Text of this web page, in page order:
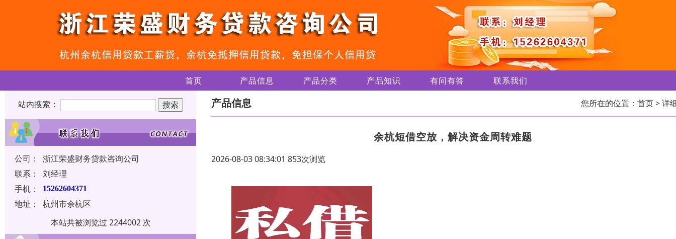
首页 产品信息 产品分类 产品知识 有问有答 联系我们
站内搜索：
公司：
浙江荣盛财务贷款咨询公司
联系：
刘经理
手机：
15262604371
地址：
杭州市余杭区
本站共被浏览过 2244002 次
产品信息 您所在的位置： 首页> 详
余杭短借空放，解决资金周转难题
2026-08-03 08:34:01 853次浏览